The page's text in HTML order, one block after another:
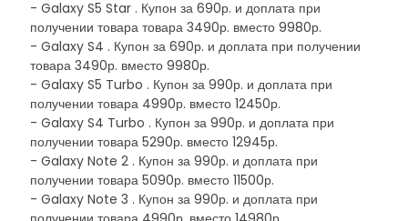
- Galaxy S5 Star . Купон за 690р. и доплата при
получении товара товара 3490р. вместо 9980р.
- Galaxy S4 . Купон за 690р. и доплата при получении
товара 3490р. вместо 9980р.
- Galaxy S5 Turbo . Купон за 990р. и доплата при
получении товара 4990р. вместо 12450р.
- Galaxy S4 Turbo . Купон за 990р. и доплата при
получении товара 5290р. вместо 12945р.
- Galaxy Note 2 . Купон за 990р. и доплата при
получении товара 5090р. вместо 11500р.
- Galaxy Note 3 . Купон за 990р. и доплата при